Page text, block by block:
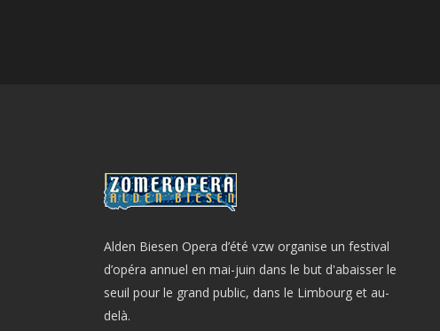
Alden Biesen Opera d’été vzw organise un festival
d’opéra annuel en mai-juin dans le but d'abaisser le
seuil pour le grand public, dans le Limbourg et au-
delà.